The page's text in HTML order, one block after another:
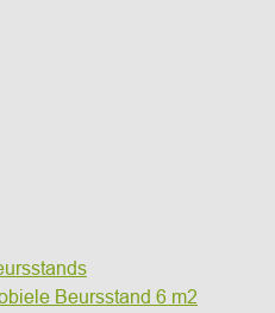
Beursstand 6 m2